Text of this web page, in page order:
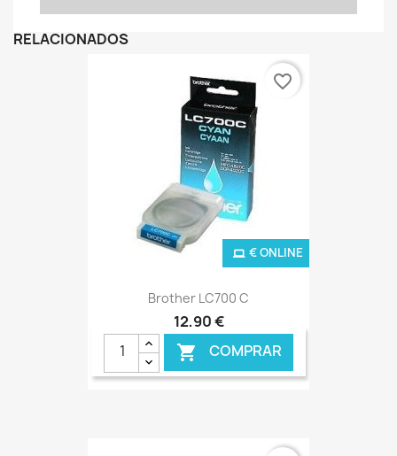
RELACIONADOS
Brother LC700 C
12,90 €
 COMPRAR
€ ONLINE
favorite_border